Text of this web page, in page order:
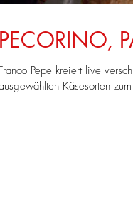
PECORINO,
Franco Pepe kreiert live
Käsesorten